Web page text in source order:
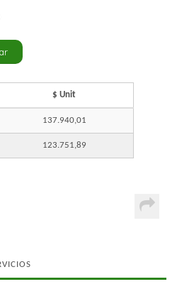
$ Unit
137.940,01
123.751,89